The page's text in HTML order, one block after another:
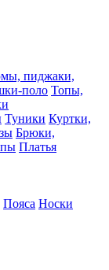
пиджаки,
поло Топы,
Туники Куртки,
Брюки,
Платья
Пояса Носки